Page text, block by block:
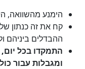
הימנע מהשוואה,
קח את זה כנתון
ההבדלים ביניהם
התמקדו בכל יום,
ומגבלות עבור